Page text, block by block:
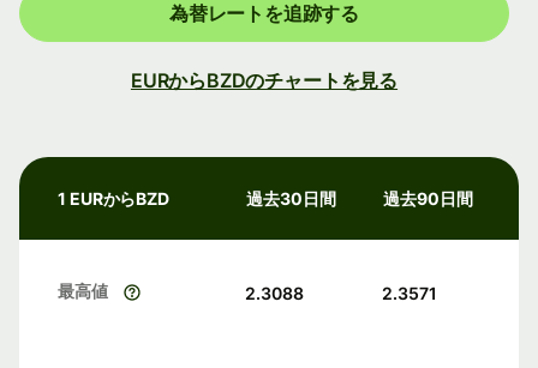
為替レートを追跡する
EURからBZDのチャートを見る
1 EURからBZD 過去30日間 過去90日間
最高値 2.3088 2.3571